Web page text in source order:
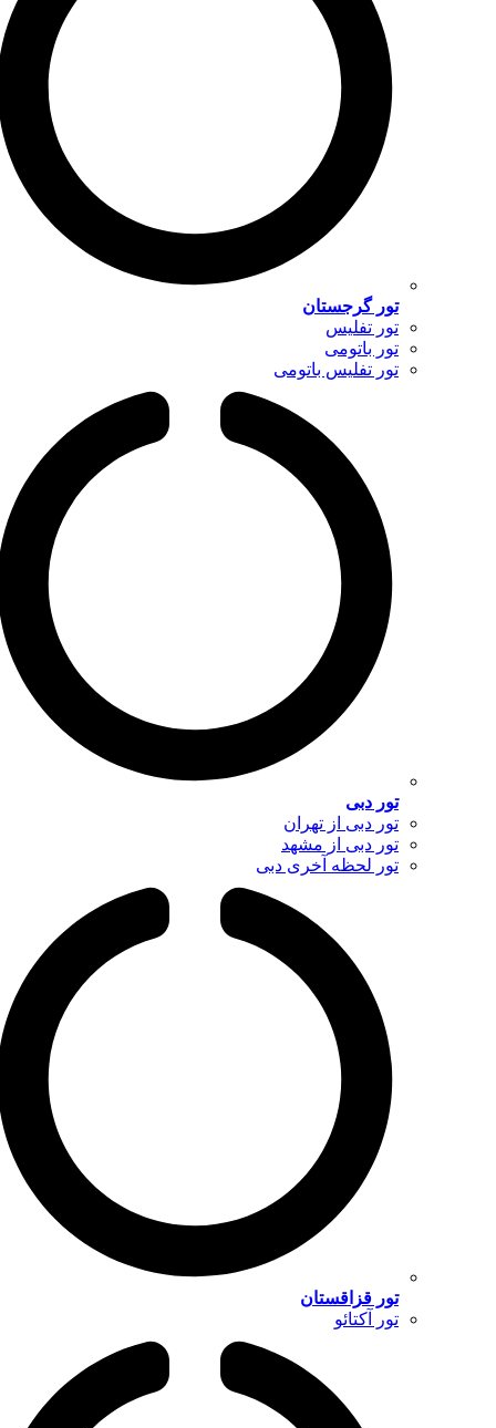
تور گرجستان
تور تفلیس
تور باتومی
تور تفلیس باتومی
تور دبی
تور دبی از تهران
تور دبی از مشهد
تور لحظه آخری دبی
تور قزاقستان
تور آکتائو